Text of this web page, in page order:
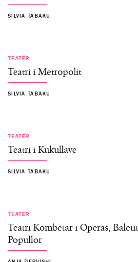
SILVIA TABAKU
TEATËR
Teatri i Metropolit
SILVIA TABAKU
TEATËR
Teatri i Kukullave
SILVIA TABAKU
TEATËR
Teatri Kombetar i Operas,
Popullor